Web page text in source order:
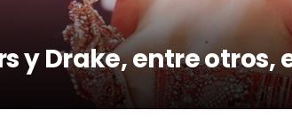
y Drake, entre